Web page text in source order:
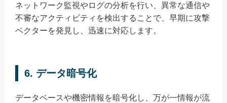
ネットワーク監視やログの分析を行い、異常な通信や
不審なアクティビティを検出することで、早期に攻撃
ベクターを発見し、迅速に対応します。
6. データ暗号化
データベースや機密情報を暗号化し、万が一情報が流